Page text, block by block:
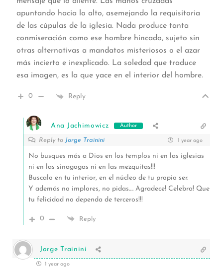
apuntando hacia lo alto, asemejando la requisitoria
de las cúpulas de la iglesia. Nada produce tanta
conmiseración como ese hombre hincado, sujeto sin
otras alternativas a mandatos misteriosos o el azar
más incierto e inexplicado. La soledad que traduce
esa imagen, es la que yace en el interior del hombre.
0 Reply
Ana Jachimowicz Author
Reply to Jorge Trainini 1 year ago
No busques más a Dios en los templos ni en las iglesias
ni en las sinagogas ni en las mezquitas!!!
Buscalo en tu interior, en el núcleo de tu propio ser.
Y además no implores, no pidas…. Agradece! Celebra! Que
tu felicidad no dependa de terceros!!!
0 Reply
Jorge Trainini
1 year ago